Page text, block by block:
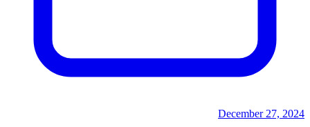
December 27, 2024